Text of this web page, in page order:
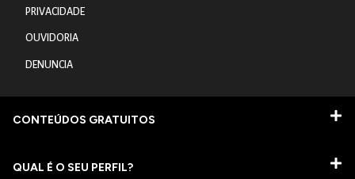
PRIVACIDADE
OUVIDORIA
DENUNCIA
CONTEÚDOS GRATUITOS
QUAL É O SEU PERFIL?